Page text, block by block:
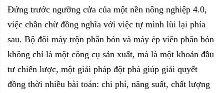
Đứng trước ngưỡng cửa của một nền nông nghiệp 4.0,
việc chần chừ đồng nghĩa với việc tự mình lùi lại phía
sau. Bộ đôi máy trộn phân bón và máy ép viên phân bón
không chỉ là một công cụ sản xuất, mà là một khoản đầu
tư chiến lược, một giải pháp đột phá giúp giải quyết
đồng thời nhiều bài toán: chi phí, năng suất, chất lượng